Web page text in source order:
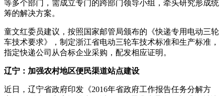
等多个部门，需成立专门的跨部门领导小组，牵头研究形成统
筹的解决方案。
童文红委员建议，按照国家邮管局颁布的《快递专用电动三轮
车技术要求》，制定浙江省电动三轮车技术标准和生产标准，
指定快递公司从合标企业采购，配发相应证明。
辽宁：加强农村地区便民渠道站点建设
近日，辽宁省政府印发《2016年省政府工作报告任务分解方